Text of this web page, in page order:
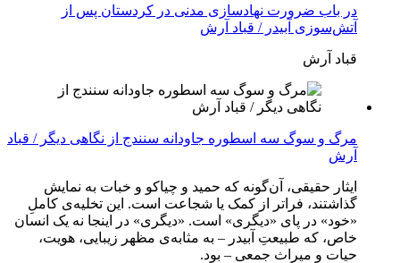
در باب ضرورت نهادسازی مدنی در کردستان پس از
آتش‌سوزی آبیدر / قباد آرش
قباد آرش
مرگ و سوگ سه اسطوره جاودانه سنندج از نگاهی دیگر / قباد
آرش
ایثار حقیقی، آن‌گونه که حمید و چیاکو و خبات به نمایش
گذاشتند، فراتر از کمک یا شجاعت است. این تخلیه‌ی کاملِ
«خود» در پای «دیگری» است. «دیگری» در اینجا نه یک انسان
خاص، که طبیعتِ آبیدر – به مثابه‌ی مظهر زیبایی، هویت،
حیات و میراث جمعی – بود.